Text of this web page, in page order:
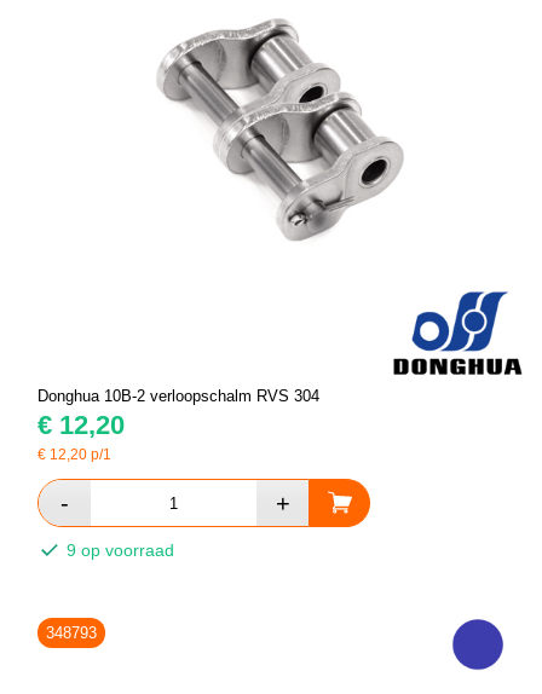
Donghua 10B-2 verloopschalm RVS 304
€ 12,20
€ 12,20 p/1
9 op voorraad
348793